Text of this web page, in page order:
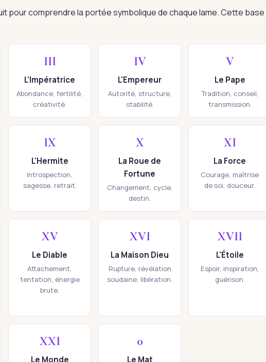
pour comprendre la portée symbolique de chaque lame. Cette base
III
L'Impératrice
Abondance, fertilité,
créativité.
IV
L'Empereur
Autorité, structure,
stabilité.
V
Le Pape
Tradition, conseil,
transmission.
IX
L'Hermite
Introspection,
sagesse, retrait.
X
La Roue de
Fortune
Changement, cycle,
destin.
XI
La Force
Courage, maîtrise
de soi, douceur.
XV
Le Diable
Attachement,
tentation, énergie
brute.
XVI
La Maison Dieu
Rupture, révélation
soudaine, libération.
XVII
L'Étoile
Espoir, inspiration,
guérison.
XXI
Le Monde
0
Le Mat